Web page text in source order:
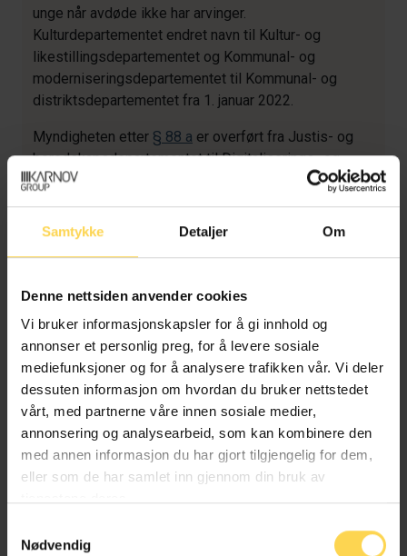
Samtykke Detaljer Om
Denne nettsiden anvender cookies
Vi bruker informasjonskapsler for å gi innhold og
annonser et personlig preg, for å levere sosiale
mediefunksjoner og for å analysere trafikken vår. Vi deler
dessuten informasjon om hvordan du bruker nettstedet
vårt, med partnerne våre innen sosiale medier,
annonsering og analysearbeid, som kan kombinere den
med annen informasjon du har gjort tilgjengelig for dem,
eller som de har samlet inn gjennom din bruk av
Nødvendig
unge når avdøde ikke har arvinger.
Kulturdepartementet endret navn til Kultur- og
likestillingsdepartementet og Kommunal- og
moderniseringsdepartementet til Kommunal- og
distriktsdepartementet fra 1. januar 2022.
Myndigheten etter § 88 a er overført fra Justis- og
beredskapsdepartementet til Digitaliserings- og
forvaltningsdepartementet med virkning fra 1.
november 2024 i henhold til kgl.res. 1. november
2024 (forskrift
1. november 2024 nr. 2625
Overføring
av myndigheten etter lov
14. juni 2019 nr. 21
beredskapsdepartementet til Digitaliserings- og
gitt forskrift19. desember 2024 nr. 3276om Digitalt
dødsbo.
Forvaltningsansvaret etter§ 99 afjerde og femte
ledd er overført fra Justis- og
beredskapsdepartementet til Landbruks- og
matdepartementet ved forskrift28. mai 2021 nr. 1701
Overføring av forvaltningsansvaret for lov14. juni
2019 nr. 21om arv og dødsboskifte§ 99afjerde og
til Landbruks- og matdepartementet. Myndigheten